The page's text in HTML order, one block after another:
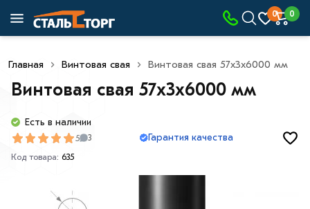
0 0
Главная Винтовая свая Винтовая свая 57х3х6000 мм
Винтовая свая 57х3х6000 мм
Есть в наличии
5 3 Гарантия качества
Код товара: 635